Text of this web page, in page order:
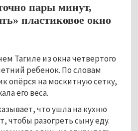
пары минут,
пластиковое окно
Тагиле из окна четвертого
ребенок. По словам
опёрся на москитную сетку,
его веса.
что ушла на кухню
чтобы разогреть сыну еду.